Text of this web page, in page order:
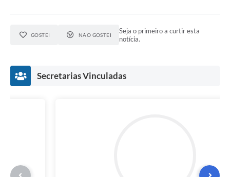
GOSTEI NÃO GOSTEI
Seja o primeiro a curtir esta
notícia.
Secretarias Vinculadas